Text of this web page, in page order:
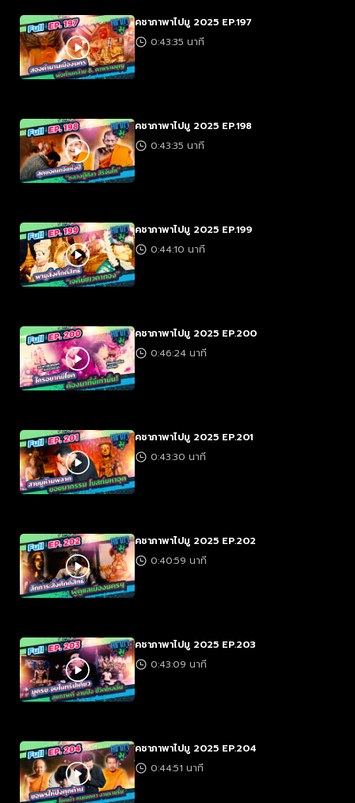
คชาภาพาไปมู 2025 EP.197
0:43:35 นาที
คชาภาพาไปมู 2025 EP.198
0:43:35 นาที
คชาภาพาไปมู 2025 EP.199
0:44:10 นาที
คชาภาพาไปมู 2025 EP.200
0:46:24 นาที
คชาภาพาไปมู 2025 EP.201
0:43:30 นาที
คชาภาพาไปมู 2025 EP.202
0:40:59 นาที
คชาภาพาไปมู 2025 EP.203
0:43:09 นาที
คชาภาพาไปมู 2025 EP.204
0:44:51 นาที